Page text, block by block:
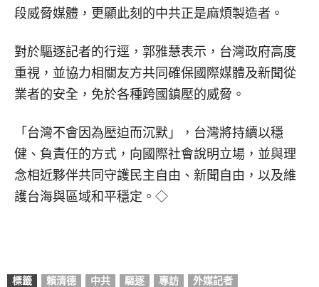
段威脅媒體，更顯此刻的中共正是麻煩製造者。
對於驅逐記者的行逕，郭雅慧表示，台灣政府高度
重視，並協力相關友方共同確保國際媒體及新聞從
業者的安全，免於各種跨國鎮壓的威脅。
「台灣不會因為壓迫而沉默」，台灣將持續以穩
健、負責任的方式，向國際社會說明立場，並與理
念相近夥伴共同守護民主自由、新聞自由，以及維
護台海與區域和平穩定。◇
標籤 賴清德 中共 驅逐 專訪 外媒記者